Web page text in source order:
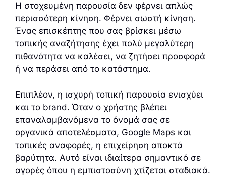
Η στοχευμένη παρουσία δεν φέρνει απλώς
περισσότερη κίνηση. Φέρνει σωστή κίνηση.
Ένας επισκέπτης που σας βρίσκει μέσω
τοπικής αναζήτησης έχει πολύ μεγαλύτερη
πιθανότητα να καλέσει, να ζητήσει προσφορά
ή να περάσει από το κατάστημα.
Επιπλέον, η ισχυρή τοπική παρουσία ενισχύει
και το brand. Όταν ο χρήστης βλέπει
επαναλαμβανόμενα το όνομά σας σε
οργανικά αποτελέσματα, Google Maps και
τοπικές αναφορές, η επιχείρηση αποκτά
βαρύτητα. Αυτό είναι ιδιαίτερα σημαντικό σε
αγορές όπου η εμπιστοσύνη χτίζεται σταδιακά.